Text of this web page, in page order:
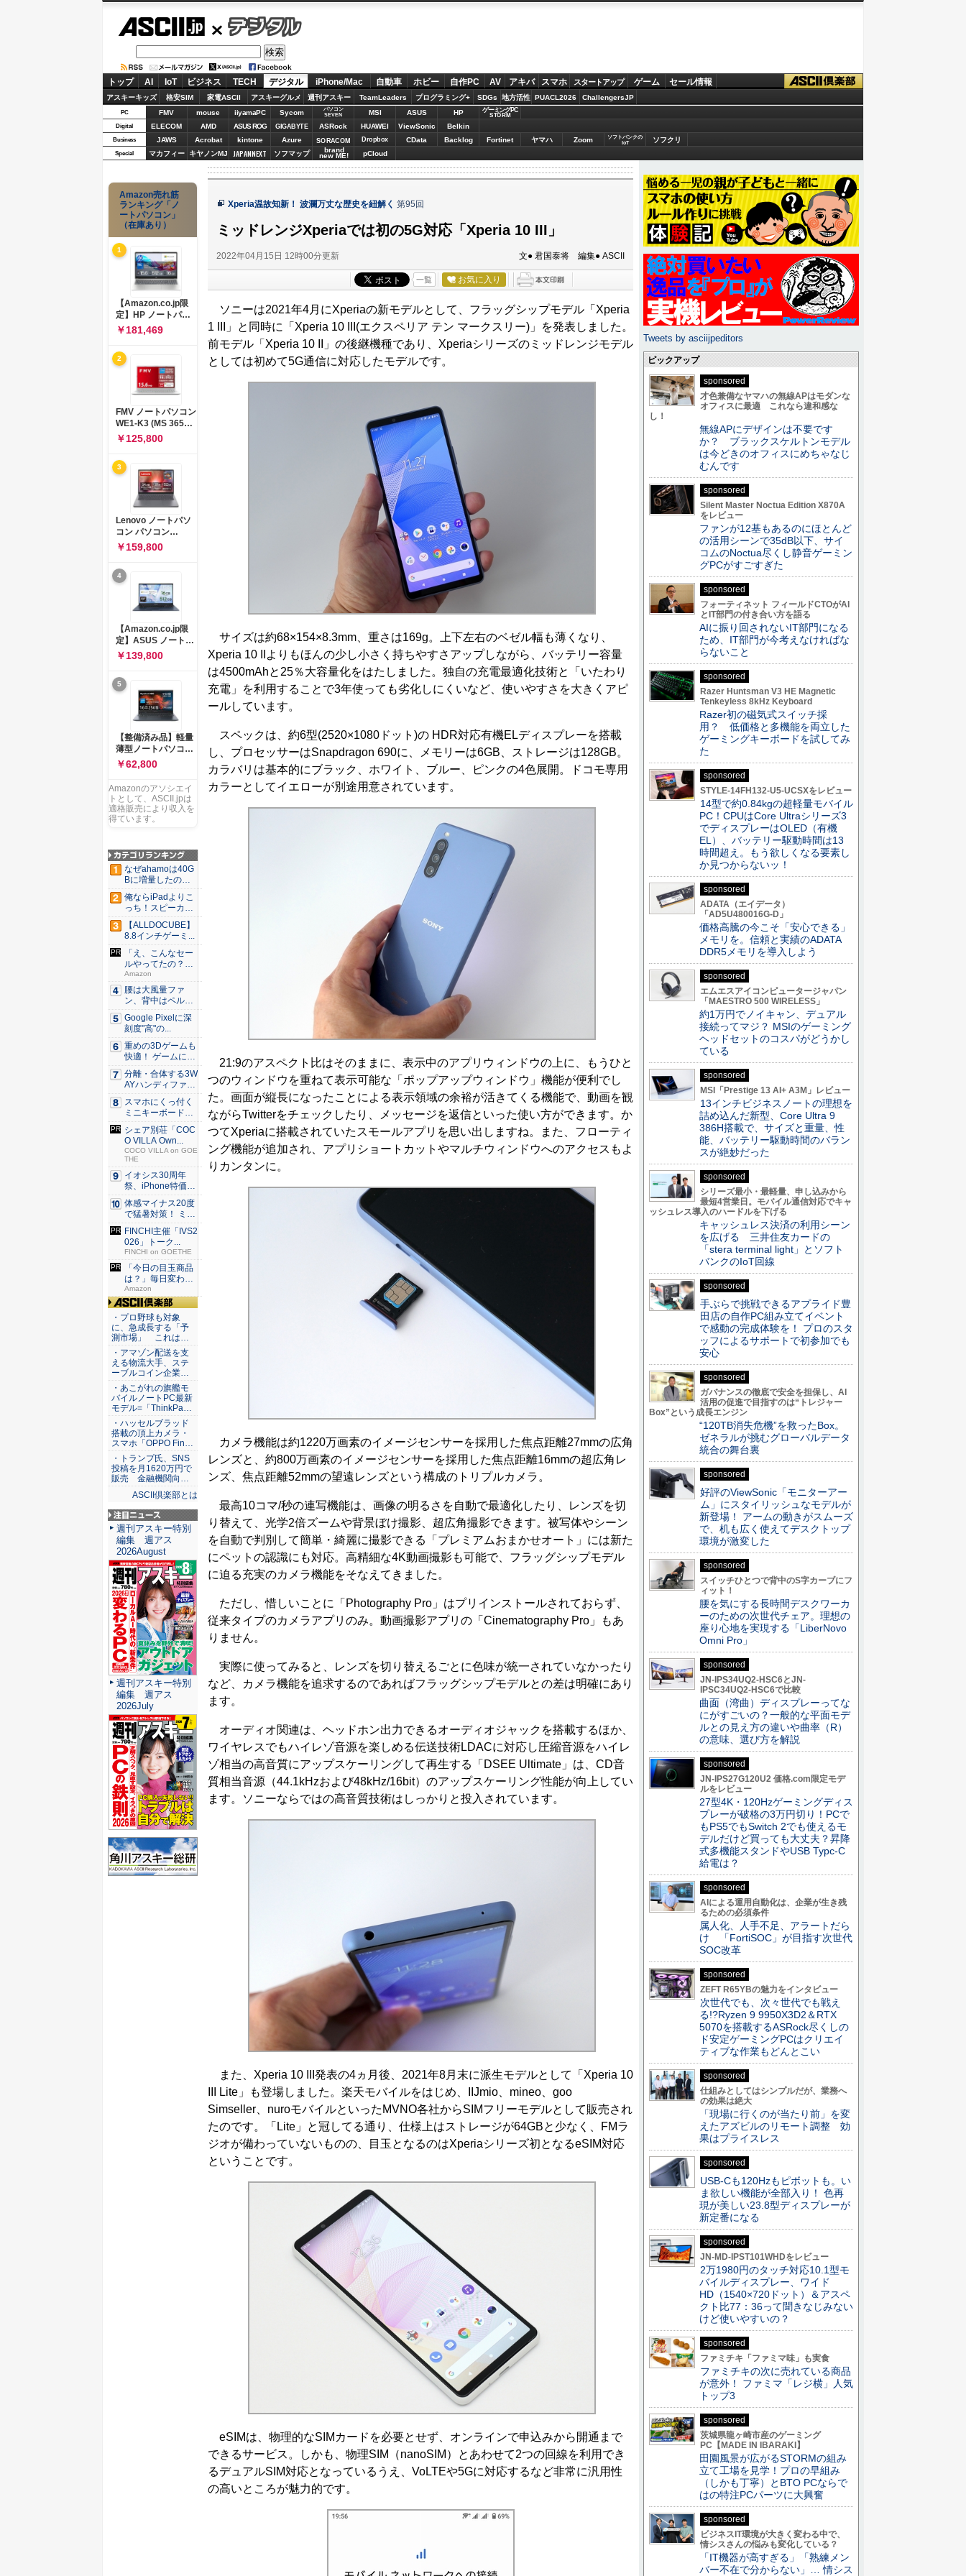
デジタル
トップ AI IoT ビジネス TECH デジタル iPhone/Mac 自動車 ホビー 自作PC AV アキバ スマホ スタートアップ ゲーム セール情報
アスキーキッズ 格安SIM 家電ASCII アスキーグルメ 週刊アスキー TeamLeaders プログラミング+ SDGs 地方活性 PUACL2026 ChallengersJP
PC FMV mouse iiyamaPC Sycom
パソコン
SEVEN
MSI ASUS HP ゲーミングPC
STORM
Digital ELECOM AMD ASUS ROG GIGABYTE ASRock HUAWEI ViewSonic Belkin
Business JAWS Acrobat kintone Azure SORACOM Dropbox CData Backlog Fortinet ヤマハ Zoom
ソフトバンクの
IoT
ソフクリ
Special マカフィー キヤノンMJ JAPANNEXT ソフマップ brand
new ME! pCloud
Xperia温故知新！ 波瀾万丈な歴史を紐解く 第95回
ミッドレンジXperiaでは初の5G対応「Xperia 10 III」
2022年04月15日 12時00分更新 文● 君国泰将 編集● ASCII
一覧 お気に入り
ソニーは2021年4月にXperiaの新モデルとして、フラッグシップモデル「Xperia
1 III」と同時に「Xperia 10 III(エクスペリア テン マークスリー)」を発表しました。
前モデル「Xperia 10 II」の後継機種であり、Xperiaシリーズのミッドレンジモデル
としては初めて5G通信に対応したモデルです。
サイズは約68×154×8.3mm、重さは169g。上下左右のベゼル幅も薄くなり、
Xperia 10 IIよりもほんの少し小さく持ちやすさアップしながら、バッテリー容量
は4500mAhと25％大容量化をはたしました。独自の充電最適化技術と「いたわり
充電」を利用することで3年使っても劣化しにくいなど、使いやすさを大きくアピ
ールしています。
スペックは、約6型(2520×1080ドット)の HDR対応有機ELディスプレーを搭載
し、プロセッサーはSnapdragon 690に、メモリーは6GB、ストレージは128GB。
カラバリは基本的にブラック、ホワイト、ブルー、ピンクの4色展開。ドコモ専用
カラーとしてイエローが別途用意されています。
21:9のアスペクト比はそのままに、表示中のアプリウィンドウの上に、もうひと
つのウィンドウを重ねて表示可能な「ポップアップウィンドウ」機能が便利でし
た。画面が縦長になったことによる表示領域の余裕が活きてくる機能で、動画を観
ながらTwitterをチェックしたり、メッセージを返信といった使い方ができます。か
つてXperiaに搭載されていたスモールアプリを思い出しますね。また、フローティ
ング機能が追加され、アプリショートカットやマルチウィンドウへのアクセスもよ
りカンタンに。
カメラ機能は約1220万画素のイメージセンサーを採用した焦点距離27mmの広角
レンズと、約800万画素のイメージセンサーを採用した焦点距離16mmの超広角レ
ンズ、焦点距離52mmの望遠レンズという構成のトリプルカメラ。
最高10コマ/秒の連写機能は、画像の明るさを自動で最適化したり、レンズを切
り替えて、光学2倍ズームや背景ぼけ撮影、超広角撮影できます。被写体やシーン
を自動で判別して簡単・綺麗に撮影できる「プレミアムおまかせオート」には新た
にペットの認識にも対応。高精細な4K動画撮影も可能で、フラッグシップモデル
に迫る充実のカメラ機能をそなえてきました。
ただし、惜しいことに「Photography Pro」はプリインストールされておらず、
従来タイプのカメラアプリのみ。動画撮影アプリの「Cinematography Pro」もあ
りません。
実際に使ってみると、レンズを切り替えるごとに色味が統一されていなかったり
など、カメラ機能を追求するのであればフラッグシップモデルとの差は明確にあり
ます。
オーディオ関連は、ヘッドホン出力できるオーディオジャックを搭載するほか、
ワイヤレスでもハイレゾ音源を楽しめる伝送技術LDACに対応し圧縮音源をハイレ
ゾ相当の高音質にアップスケーリングして再生する「DSEE Ultimate」は、CD音
質相当音源（44.1kHzおよび48kHz/16bit）のアップスケーリング性能が向上してい
ます。ソニーならではの高音質技術はしっかりと投入されています。
また、Xperia 10 III発表の4ヵ月後、2021年8月末に派生モデルとして「Xperia 10
III Lite」も登場しました。楽天モバイルをはじめ、IIJmio、mineo、goo
Simseller、nuroモバイルといったMVNO各社からSIMフリーモデルとして販売され
たのです。「Lite」と冠してる通り、仕様上はストレージが64GBと少なく、FMラ
ジオが備わっていないものの、目玉となるのはXperiaシリーズ初となるeSIM対応
ということです。
eSIMは、物理的なSIMカードを必要とせず、オンラインで申込みから開通まで
できるサービス。しかも、物理SIM（nanoSIM）とあわせて2つの回線を利用でき
るデュアルSIM対応となっているうえ、VoLTEや5Gに対応するなど非常に汎用性
の高いところが魅力的です。
Amazon売れ筋
ランキング「ノ
ートパソコン」
（在庫あり）
1
【Amazon.co.jp限
定】HP ノートパソ
コン 15-fd 15.6イン
チ インテル Core 5
120U メモリ16GB
SSD512GB
Windows 11
Microsoft Office
2024搭載 WPS
Office搭載 カメラシ
ャッター 指紋認証 薄
型 Copilotキー搭載
ナチュラルシルバー
￥181,469
2
FMV ノートパソコン
WE1-K3 (MS 365
Personal/Copilotキ
ー搭載/Win 11/15.6
型/Core
i5/16GB/SSD
512GB/ホワイト)
FMVWK3E15W_AZ
￥125,800
3
Lenovo ノートパソ
コン パソコン
IdeaPad Slim 3 14.0
インチ AMD
Ryzen™ 5 8640HS
メモリ16GB
SSD512GB
Microsoft 365 試用
版 Windows11 バッ
テリー駆動12.6時間
重量1.39kg ルナグレ
ー 83K9003JJP ノー
トPC
￥159,800
4
【Amazon.co.jp限
定】ASUS ノートパ
ソコン Vivobook 15
M1502NAQ 15.6イ
ンチ AMD Ryzen 7
170 メモリ16GB
SSD 512GB
Microsoft 365
Personal (24か月版)
搭載 Windows 11 重
量1.7kg Wi-Fi 6E ク
ワイエットブルー
M1502NAQ-
￥139,800
5
【整備済み品】軽量
薄型ノートパソコン
dynabook G83 ■
13.3型
FHD(1920x1080) -
高性能第11世代Core
i5-1135G7 - メモリ
16GB - SSD 256GB
USB Type-C - MS
Office 2021 - Win11
搭載
￥62,800
Amazonのアソシエイ
トとして、ASCII.jpは
適格販売により収入を
得ています。
なぜahamoは40G
Bに増量したの
か ...
俺ならiPadよりこ
っち！スピーカー
9個...
【ALLDOCUBE】
8.8インチゲーミ...
「え、こんなセー
ルやってたの？」
80％O...
Amazon
腰は大風量ファ
ン、背中はペルチ
ェ冷却。ダ...
Google Pixelに深
刻度"高"の...
重めの3Dゲームも
快適！ ゲームに強
いH...
分離・合体する3W
AYハンディファ
ン。置...
スマホにくっ付く
ミニキーボード！
触ってわ...
シェア別荘「COC
O VILLA Own...
COCO VILLA on GOE
THE
イオシス30周年
祭、iPhone特価品
を...
体感マイナス20度
で猛暑対策！ ミズ
ノの...
FINCHI主催「IVS2
026」トーク...
FINCHI on GOETHE
「今日の目玉商品
は？」毎日変わる
Amaz...
Amazon
ASCII倶楽部
・プロ野球も対象
に、急成長する「予
測市場」 これは…
・アマゾン配送を支
える物流大手、ステ
ーブルコイン企業…
・あこがれの旗艦モ
バイルノートPC最新
モデル=「ThinkPa…
・ハッセルブラッド
搭載の頂上カメラ・
スマホ「OPPO Fin…
・トランプ氏、SNS
投稿を月1620万円で
販売 金融機関向…
ASCII倶楽部とは
注目ニュース
週刊アスキー特別
編集 週アス
2026August
週刊アスキー特別
編集 週アス
2026July
Tweets by asciijpeditors
ピックアップ
sponsored
才色兼備なヤマハの無線APはモダンな
オフィスに最適 これなら違和感な
し！
無線APにデザインは不要です
か？ ブラックスケルトンモデル
は今どきのオフィスにめちゃなじ
むんです
sponsored
Silent Master Noctua Edition X870A
をレビュー
ファンが12基もあるのにほとんど
の活用シーンで35dB以下、サイ
コムのNoctua尽くし静音ゲーミン
グPCがすごすぎた
sponsored
フォーティネット フィールドCTOがAI
とIT部門の付き合い方を語る
AIに振り回されないIT部門になる
ため、IT部門が今考えなければな
らないこと
sponsored
Razer Huntsman V3 HE Magnetic
Tenkeyless 8kHz Keyboard
Razer初の磁気式スイッチ採
用？ 低価格と多機能を両立した
ゲーミングキーボードを試してみ
た
sponsored
STYLE-14FH132-U5-UCSXをレビュー
14型で約0.84kgの超軽量モバイル
PC！CPUはCore Ultraシリーズ3
でディスプレーはOLED（有機
EL）、バッテリー駆動時間は13
時間超え。もう欲しくなる要素し
か見つからないッ！
sponsored
ADATA（エイデータ）
「AD5U480016G-D」
価格高騰の今こそ「安心できる」
メモリを。信頼と実績のADATA
DDR5メモリを導入しよう
sponsored
エムエスアイコンピュータージャパン
「MAESTRO 500 WIRELESS」
約1万円でノイキャン、デュアル
接続ってマジ？ MSIのゲーミング
ヘッドセットのコスパがどうかし
ている
sponsored
MSI「Prestige 13 AI+ A3M」レビュー
13インチビジネスノートの理想を
詰め込んだ新型、Core Ultra 9
386H搭載で、サイズと重量、性
能、バッテリー駆動時間のバラン
スが絶妙だった
sponsored
シリーズ最小・最軽量、申し込みから
最短4営業日。モバイル通信対応でキャ
ッシュレス導入のハードルを下げる
キャッシュレス決済の利用シーン
を広げる 三井住友カードの
「stera terminal light」とソフト
バンクのIoT回線
sponsored
手ぶらで挑戦できるアプライド豊
田店の自作PC組み立てイベント
で感動の完成体験を！ プロのスタ
ッフによるサポートで初参加でも
安心
sponsored
ガバナンスの徹底で安全を担保し、AI
活用の促進で目指すのは“トレジャー
Box”という成長エンジン
“120TB消失危機”を救ったBox。
ゼネラルが挑むグローバルデータ
統合の舞台裏
sponsored
好評のViewSonic「モニターアー
ム」にスタイリッシュなモデルが
新登場！ アームの動きがスムーズ
で、机も広く使えてデスクトップ
環境が激変した
sponsored
スイッチひとつで背中のS字カーブにフ
ィット！
腰を気にする長時間デスクワーカ
ーのための次世代チェア。理想の
座り心地を実現する「LiberNovo
Omni Pro」
sponsored
JN-IPS34UQ2-HSC6とJN-
IPSC34UQ2-HSC6で比較
曲面（湾曲）ディスプレーってな
にがすごいの？一般的な平面モデ
ルとの見え方の違いや曲率（R）
の意味、選び方を解説
sponsored
JN-IPS27G120U2 価格.com限定モデ
ルをレビュー
27型4K・120Hzゲーミングディス
プレーが破格の3万円切り！PCで
もPS5でもSwitch 2でも使えるモ
デルだけど買っても大丈夫？昇降
式多機能スタンドやUSB Typc-C
給電は？
sponsored
AIによる運用自動化は、企業が生き残
るための必須条件
属人化、人手不足、アラートだら
け 「FortiSOC」が目指す次世代
SOC改革
sponsored
ZEFT R65YBの魅力をインタビュー
次世代でも、次々世代でも戦え
る!?Ryzen 9 9950X3D2＆RTX
5070を搭載するASRock尽くしの
ド安定ゲーミングPCはクリエイ
ティブな作業もどんとこい
sponsored
仕組みとしてはシンプルだが、業務へ
の効果は絶大
「現場に行くのが当たり前」を変
えたアズビルのリモート調整 効
果はプライスレス
sponsored
USB-Cも120Hzもピボットも。い
ま欲しい機能が全部入り！ 色再
現が美しい23.8型ディスプレーが
新定番になる
sponsored
JN-MD-IPST101WHDをレビュー
2万1980円のタッチ対応10.1型モ
バイルディスプレー、ワイド
HD（1540×720ドット）＆アスペ
クト比77：36って聞きなじみない
けど使いやすいの？
sponsored
ファミチキ「ファミマ味」も実食
ファミチキの次に売れている商品
が意外！ ファミマ「レジ横」人気
トップ3
sponsored
茨城県龍ヶ崎市産のゲーミング
PC【MADE IN IBARAKI】
田園風景が広がるSTORMの組み
立て工場を見学！プロの早組み
（しかも丁寧）とBTO PCならで
はの特注PCパーツに大興奮
sponsored
ビジネスIT環境が大きく変わる中で、
情シスさんの悩みも変化している？
「IT機器が高すぎる」「熟練メン
バー不在で分からない」… 情シス